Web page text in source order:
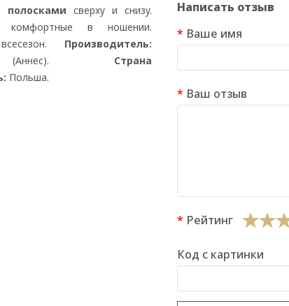
полосками сверху и снизу.
комфортные в ношении.
Производитель:
(Аннес). Страна
Польша.
Написать отзыв
Ваше имя
Ваш отзыв
Рейтинг
Код с картинки